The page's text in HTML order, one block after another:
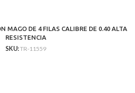
MAGO DE 4 FILAS CALIBRE DE 0.40 ALTA
RESISTENCIA
SKU:TR-11559